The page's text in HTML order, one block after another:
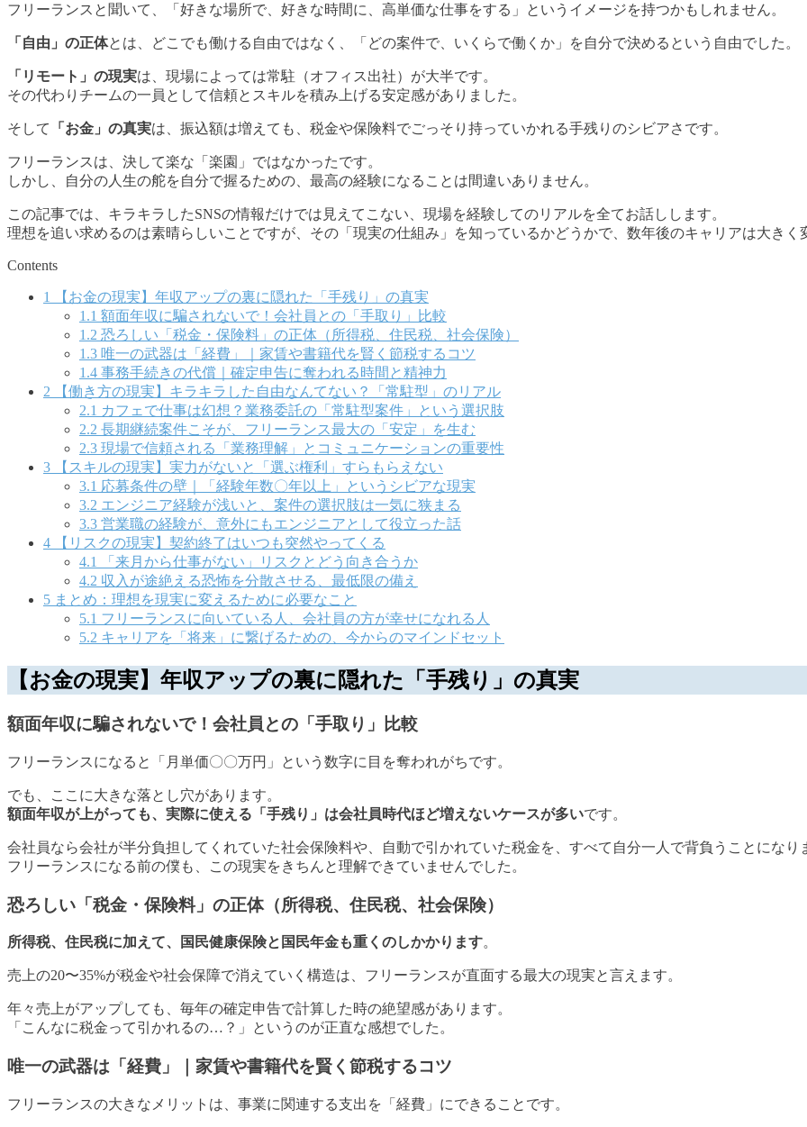
フリーランスと聞いて、「好きな場所で、好きな時間に、高単価な仕事をする」というイメージを持つかもしれません。
「自由」の正体とは、どこでも働ける自由ではなく、「どの案件で、いくらで働くか」を自分で決めるという自由でした。
「リモート」の現実は、現場によっては常駐（オフィス出社）が大半です。
その代わりチームの一員として信頼とスキルを積み上げる安定感がありました。
そして 「お金」の真実は、振込額は増えても、税金や保険料でごっそり持っていかれる手残りのシビアさです。
フリーランスは、決して楽な「楽園」ではなかったです。
しかし、自分の人生の舵を自分で握るための、最高の経験になることは間違いありません。
この記事では、キラキラしたSNSの情報だけでは見えてこない、現場を経験してのリアルを全てお話しします。
理想を追い求めるのは素晴らしいことですが、その「現実の仕組み」を知っているかどうかで、数年後のキャリアは大きく
Contents
1 【お金の現実】年収アップの裏に隠れた「手残り」の真実
1.1 額面年収に騙されないで！会社員との「手取り」比較
1.2 恐ろしい「税金・保険料」の正体（所得税、住民税、社会保険）
1.3 唯一の武器は「経費」｜家賃や書籍代を賢く節税するコツ
1.4 事務手続きの代償｜確定申告に奪われる時間と精神力
2 【働き方の現実】キラキラした自由なんてない？「常駐型」のリアル
2.1 カフェで仕事は幻想？業務委託の「常駐型案件」という選択肢
2.2 長期継続案件こそが、フリーランス最大の「安定」を生む
2.3 現場で信頼される「業務理解」とコミュニケーションの重要性
3 【スキルの現実】実力がないと「選ぶ権利」すらもらえない
3.1 応募条件の壁｜「経験年数〇年以上」というシビアな現実
3.2 エンジニア経験が浅いと、案件の選択肢は一気に狭まる
3.3 営業職の経験が、意外にもエンジニアとして役立った話
4 【リスクの現実】契約終了はいつも突然やってくる
4.1 「来月から仕事がない」リスクとどう向き合うか
4.2 収入が途絶える恐怖を分散させる、最低限の備え
5 まとめ：理想を現実に変えるために必要なこと
5.1 フリーランスに向いている人、会社員の方が幸せになれる人
5.2 キャリアを「将来」に繋げるための、今からのマインドセット
【お金の現実】年収アップの裏に隠れた「手残り」の真実
額面年収に騙されないで！会社員との「手取り」比較
フリーランスになると「月単価〇〇万円」という数字に目を奪われがちです。
でも、ここに大きな落とし穴があります。
額面年収が上がっても、実際に使える「手残り」は会社員時代ほど増えないケースが多いです。
会社員なら会社が半分負担してくれていた社会保険料や、自動で引かれていた税金を、すべて自分一人で背負うことになり
フリーランスになる前の僕も、この現実をきちんと理解できていませんでした。
恐ろしい「税金・保険料」の正体（所得税、住民税、社会保険）
所得税、住民税に加えて、国民健康保険と国民年金も重くのしかかります。
売上の20〜35%が税金や社会保障で消えていく構造は、フリーランスが直面する最大の現実と言えます。
年々売上がアップしても、毎年の確定申告で計算した時の絶望感があります。
「こんなに税金って引かれるの…？」というのが正直な感想でした。
唯一の武器は「経費」｜家賃や書籍代を賢く節税するコツ
フリーランスの大きなメリットは、事業に関連する支出を「経費」にできることです。